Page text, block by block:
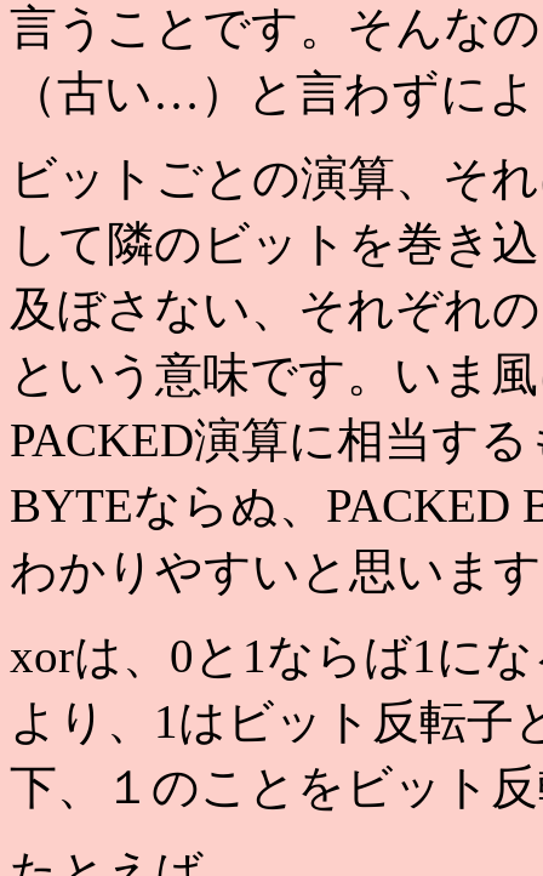
言うことです。そんな
（古い…）と言わずに
ビットごとの演算、そ
して隣のビットを巻き
及ぼさない、それぞれ
という意味です。いま
PACKED演算に相当す
BYTEならぬ、PACKED
わかりやすいと思いま
xorは、0と1ならば1に
より、1はビット反転子
下、１のことをビット